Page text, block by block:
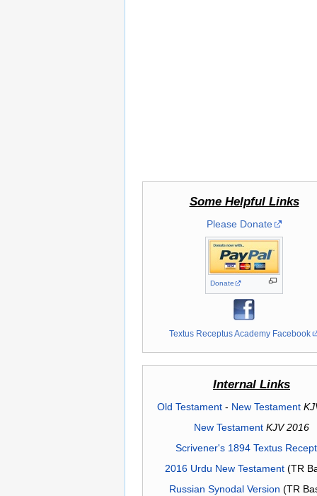
Some Helpful Links
Please Donate
Donate
Textus Receptus Academy Facebook
Internal Links
Old Testament- New Testament
New Testament KJV 2016
Scrivener's 1894 Textus
2016 Urdu New Testament(TR
Russian Synodal Version (TR